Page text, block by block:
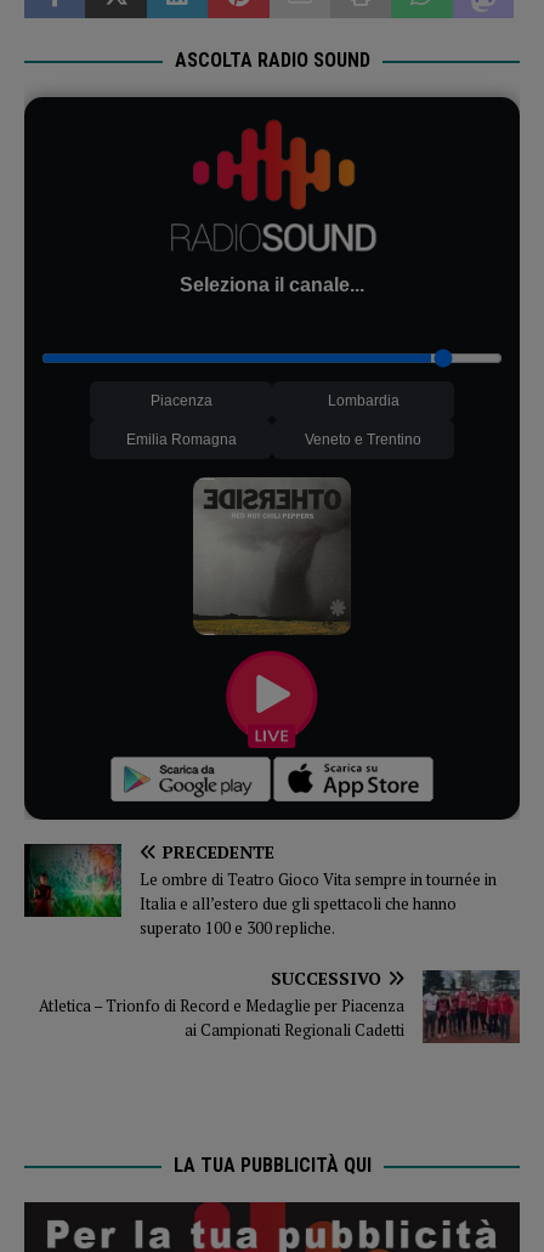
ASCOLTA RADIO SOUND
Seleziona il canale...
Piacenza Lombardia
Emilia Romagna Veneto e Trentino
PRECEDENTE
Le ombre di Teatro Gioco Vita sempre in tournée in
Italia e all’estero due gli spettacoli che hanno
superato 100 e 300 repliche.
SUCCESSIVO
Atletica – Trionfo di Record e Medaglie per Piacenza
ai Campionati Regionali Cadetti
LA TUA PUBBLICITÀ QUI